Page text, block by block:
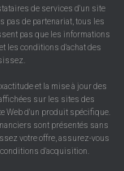
de services d'un site
pas de partenariat, tous les
pas que les informations
les conditions d'achat des
et la mise à jour des
sur les sites des
Web d'un produit spécifique.
sont présentés sans
votre offre, assurez-vous
d'acquisition.